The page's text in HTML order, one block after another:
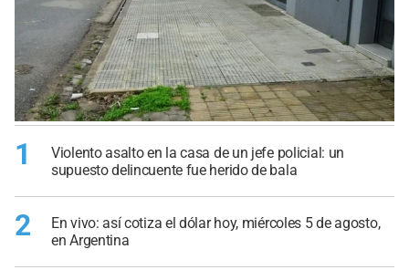
1
Violento asalto en la casa de un jefe policial: un
supuesto delincuente fue herido de bala
2
En vivo: así cotiza el dólar hoy, miércoles 5 de agosto,
en Argentina